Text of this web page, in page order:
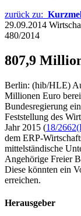
zurück zu:
29.09.2014
480/2014
807,9
Berlin: (hib/HLE)
Millionen Euro
Bundesregierung
Feststellung des
Jahr 2015 (18/2662
dem ERP-
mittelständische
Angehörige Freier
Diese könnten ein
erreichen.
Herausgeber